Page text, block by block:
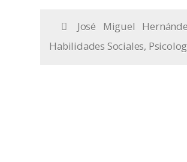
José Miguel
Habilidades Sociales,